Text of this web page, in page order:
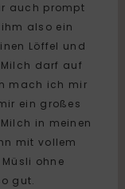
auch prompt
also ein
Löffel und
darf auf
mach ich mir
ein großes
in meinen
mit vollem
Müsli ohne
gut.